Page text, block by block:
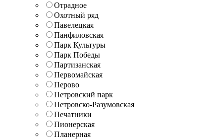
Отрадное
Охотный ряд
Павелецкая
Панфиловская
Парк Культуры
Парк Победы
Партизанская
Первомайская
Перово
Петровский парк
Петровско-Разумовская
Печатники
Пионерская
Планерная